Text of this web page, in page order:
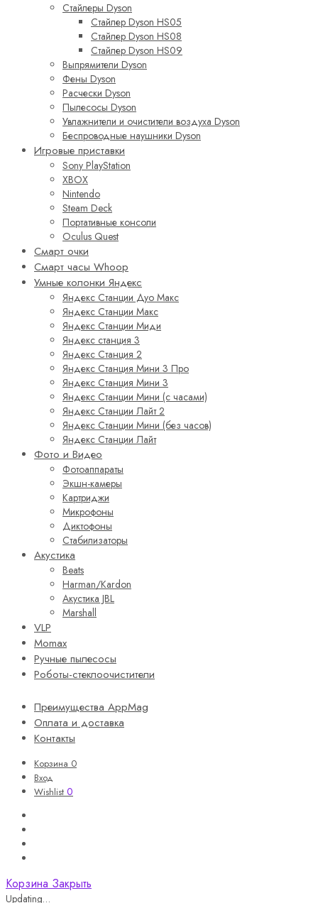
Стайлеры Dyson
Стайлер Dyson HS05
Стайлер Dyson HS08
Стайлер Dyson HS09
Выпрямители Dyson
Фены Dyson
Расчески Dyson
Пылесосы Dyson
Увлажнители и очистители воздуха Dyson
Беспроводные наушники Dyson
Игровые приставки
Sony PlayStation
XBOX
Nintendo
Steam Deck
Портативные консоли
Oculus Quest
Смарт очки
Смарт часы Whoop
Умные колонки Яндекс
Яндекс Станции Дуо Макс
Яндекс Станции Макс
Яндекс Станции Миди
Яндекс станция 3
Яндекс Станция 2
Яндекс Станция Мини 3 Про
Яндекс Станция Мини 3
Яндекс Станции Мини (с часами)
Яндекс Станции Лайт 2
Яндекс Станции Мини (без часов)
Яндекс Станции Лайт
Фото и Видео
Фотоаппараты
Экшн-камеры
Картриджи
Микрофоны
Диктофоны
Стабилизаторы
Акустика
Beats
Harman/Kardon
Акустика JBL
Marshall
VLP
Momax
Ручные пылесосы
Роботы-стеклоочистители
Преимущества AppMag
Оплата и доставка
Контакты
Корзина 0
Вход
Wishlist 0
Корзина Закрыть
Updating…